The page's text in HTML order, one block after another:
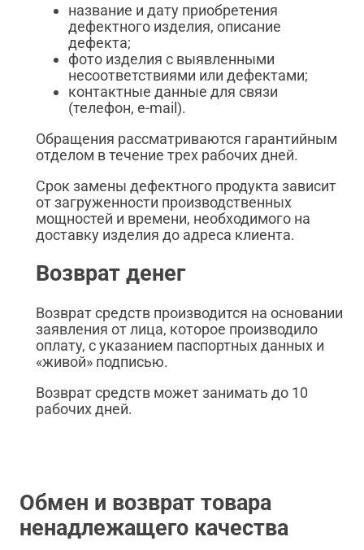
название и дату приобретения
дефектного изделия, описание
дефекта;
фото изделия с выявленными
несоответствиями или дефектами;
контактные данные для связи
(телефон, e-mail).
Обращения рассматриваются гарантийным
отделом в течение трех рабочих дней.
Срок замены дефектного продукта зависит
от загруженности производственных
мощностей и времени, необходимого на
доставку изделия до адреса клиента.
Возврат денег
Возврат средств производится на основании
заявления от лица, которое производило
оплату, с указанием паспортных данных и
«живой» подписью.
Возврат средств может занимать до 10
рабочих дней.
Обмен и возврат товара
ненадлежащего качества